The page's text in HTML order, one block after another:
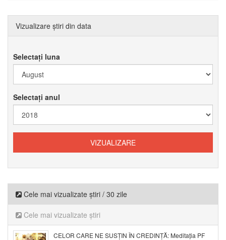
Vizualizare știri din data
Selectați luna
Selectați anul
Cele mai vizualizate știri / 30 zile
Cele mai vizualizate știri
CELOR CARE NE SUSȚIN ÎN CREDINȚĂ: Meditația PF